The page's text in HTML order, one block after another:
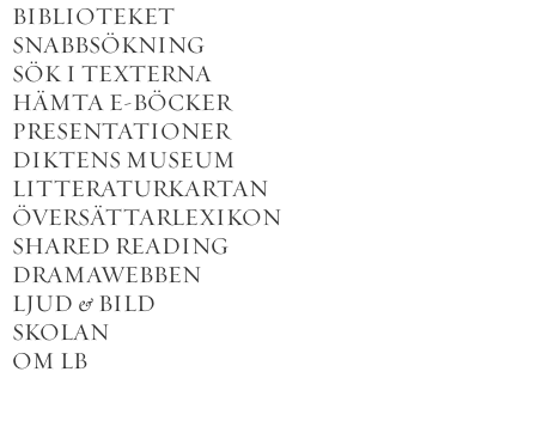
BIBLIOTEKET
SNABBSÖKNING
SÖK I TEXTERNA
HÄMTA E-BÖCKER
PRESENTATIONER
DIKTENS MUSEUM
LITTERATURKARTAN
ÖVERSÄTTARLEXIKON
SHARED READING
DRAMAWEBBEN
LJUD & BILD
SKOLAN
OM LB